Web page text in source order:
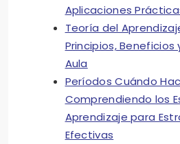
Aplicaciones
Teoría del
Principios,
Aula
Períodos Cuándo
Comprendiendo los
Aprendizaje para
Efectivas